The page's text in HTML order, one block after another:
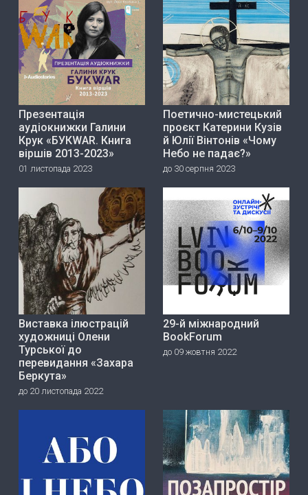
Презентація
аудіокнижки Галини
Крук «БУКWAR. Книга
віршів 2013-2023»
01 листопада 2023
Поетично-мистецький
проєкт Катерини Кузів
й Юлії Вінтонів «Чому
Небо не падає?»
до 30 серпня 2023
Виставка ілюстрацій
художниці Олени
Турської до
перевидання «Захара
Беркута»
до 20 листопада 2022
29-й міжнародний
BookForum
до 09 жовтня 2022